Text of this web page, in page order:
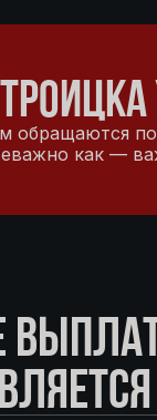
обращаются
как —